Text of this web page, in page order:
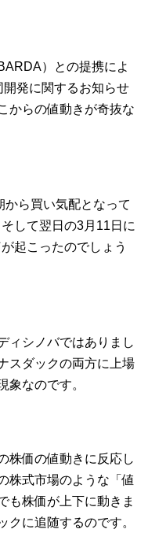
）との提携によ
開発に関するお知らせ
からの値動きが奇抜な
ら買い気配となって
して翌日の3月11日に
起こったのでしょう
ィシノバではありまし
スダックの両方に上場
象なのです。
株価の値動きに反応し
株式市場のような「値
も株価が上下に動きま
クに追随するのです。